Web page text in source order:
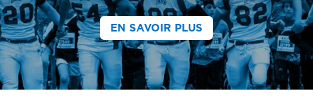
EN SAVOIR PLUS